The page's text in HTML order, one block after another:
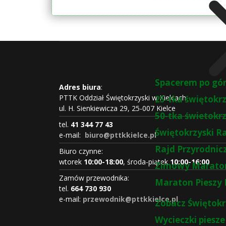
Spacerem po
25-tka
50-tka
Świętokrzyski
Rajd
Zimowy
Maraton Pieszy
Zobacz
Wycieczki piesze
Adres biura:
PTTK Oddział Świętokrzyski w Kielcach
ul. H. Sienkiewicza 29, 25-007 Kielce
tel. 41 344 77 43
e-mail: biuro@pttkkielce.pl
Biuro czynne:
wtorek 10:00-18:00, środa-piątek10:00-16:00
Zamów przewodnika:
tel. 664 730 930
e-mail: przewodnik@pttkkielce.pl